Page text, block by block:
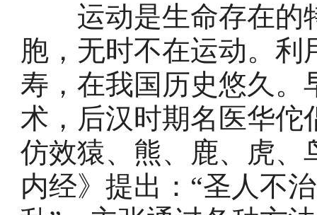
运动是生命存在的
胞，无时不在运动。
寿，在我国历史悠久。
术，后汉时期名医华佗
仿效猿、熊、鹿、虎、
内经》提出：“圣人不